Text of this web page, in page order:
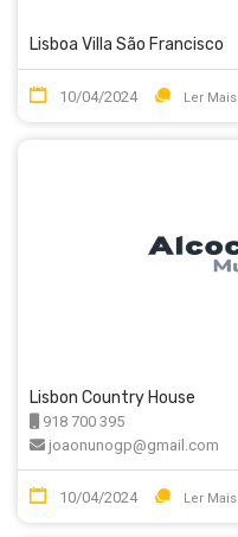
Lisboa Villa São Francisco
10/04/2024 Ler Mais
Lisbon Country House
918 700 395
joaonunogp@gmail.com
10/04/2024 Ler Mais